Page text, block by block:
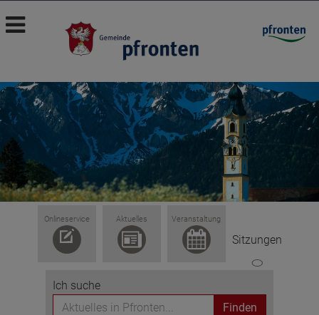
Onlineservice Aktuelles Veranstaltung
Sitzungen
Ich suche
Finden